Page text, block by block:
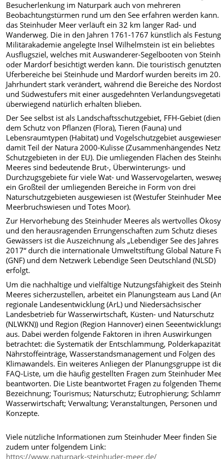
Besucherlenkung im Naturpark auch von mehreren
Beobachtungstürmen rund um den See erfahren werden
das Steinhuder Meer verläuft ein 32 km langer Rad- und
Wanderweg. Die in den Jahren 1761-1767 künstlich als
Militärakademie angelegte Insel Wilhelmstein ist ein beliebtes
Ausflugsziel, welches mit Auswanderer-Segelbooten von
oder Mardorf besichtigt werden kann. Die touristisch genutzten
Uferbereiche bei Steinhude und Mardorf wurden bereits im 20.
Jahrhundert stark verändert, während die Bereiche des
und Südwestufers mit einer ausgedehnten
überwiegend natürlich erhalten blieben.
Der See selbst ist als Landschaftsschutzgebiet, FFH-Gebiet
dem Schutz von Pflanzen (Flora), Tieren (Fauna) und
Lebensraumtypen (Habitat) und Vogelschutzgebiet
damit Teil der Natura 2000-Kulisse (Zusammenhängendes
Schutzgebieten in der EU). Die umliegenden Flächen des
Meeres sind bedeutende Brut-, Überwinterungs- und
Durchzugsgebiete für viele Wat- und Wasservogelarten,
ein Großteil der umliegenden Bereiche in Form von drei
Naturschutzgebieten ausgewiesen ist (Westufer Steinhuder
Meerbruchswiesen und Totes Moor).
Zur Hervorhebung des Steinhuder Meeres als wertvolles
und den herausragenden Errungenschaften zum Schutz dieses
Gewässers ist die Auszeichnung als „Lebendiger See des Jahres
2017“ durch die internationale Umweltstiftung Global Nature
(GNF) und dem Netzwerk Lebendige Seen Deutschland (NLSD)
erfolgt.
Um die nachhaltige und vielfältige Nutzungsfähigkeit des
Meeres sicherzustellen, arbeitet ein Planungsteam aus Land
regionale Landesentwicklung (ArL) und Niedersächsischer
Landesbetrieb für Wasserwirtschaft, Küsten- und Naturschutz
(NLWKN)) und Region (Region Hannover) einen
aus. Dabei werden folgende Faktoren in ihren Auswirkungen
betrachtet: die Systematik der Entschlammung,
Nährstoffeinträge, Wasserstandsmanagement und Folgen des
Klimawandels. Ein weiteres Anliegen der Planungsgruppe ist
FAQ-Liste, um die häufig gestellten Fragen zum Steinhuder
beantworten. Die Liste beantwortet Fragen zu folgenden
Bezeichnung; Tourismus; Naturschutz; Eutrophierung;
Wasserwirtschaft; Verwaltung; Veranstaltungen, Personen und
Konzepte.
Viele nützliche Informationen zum Steinhuder Meer finden Sie
zudem unter folgendem Link:
https://www.naturpark-steinhuder-meer.de/